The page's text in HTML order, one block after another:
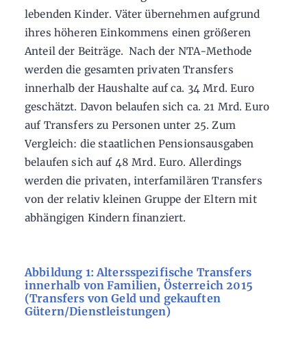
lebenden Kinder. Väter übernehmen aufgrund
ihres höheren Einkommens einen größeren
Anteil der Beiträge. Nach der NTA-Methode
werden die gesamten privaten Transfers
innerhalb der Haushalte auf ca. 34 Mrd. Euro
geschätzt. Davon belaufen sich ca. 21 Mrd. Euro
auf Transfers zu Personen unter 25. Zum
Vergleich: die staatlichen Pensionsausgaben
belaufen sich auf 48 Mrd. Euro. Allerdings
werden die privaten, interfamilären Transfers
von der relativ kleinen Gruppe der Eltern mit
abhängigen Kindern finanziert.
Abbildung 1: Altersspezifische Transfers
innerhalb von Familien, Österreich 2015
(Transfers von Geld und gekauften
Gütern/Dienstleistungen)